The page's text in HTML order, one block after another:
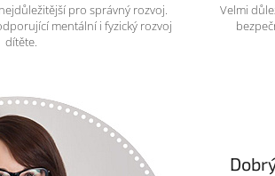
pro správný rozvoj.
mentální i fyzický rozvoj
dítěte.
Velmi